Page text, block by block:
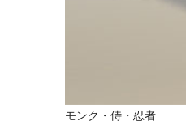
モンク・侍・忍者